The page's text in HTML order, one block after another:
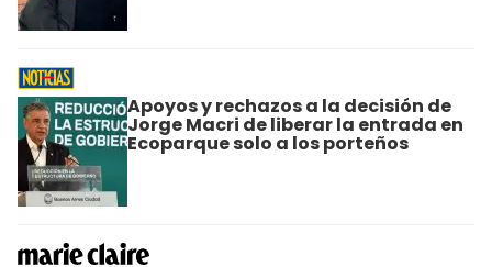
Apoyos y rechazos a la decisión de
Jorge Macri de liberar la entrada en
Ecoparque solo a los porteños